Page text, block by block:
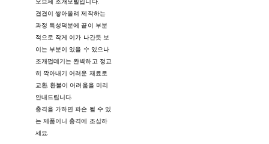
겹겹이 쌓아올려 제작하는
과정 특성덕분에 끝이 부분
적으로 작게 이가 나간듯 보
이는 부분이 있을 수 있으나
조개껍데기는 완벽하고 정교
히 깍아내기 어려운 재료로
교환, 환불이 어려움을 미리
안내드립니다.
충격을 가하면 파손 될 수 있
는 제품이니 충격에 조심하
세요.